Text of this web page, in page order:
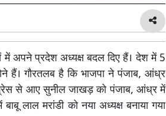
में अपने प्रदेश अध्यक्ष बदल दिए हैं। देश में 5
हैं। गौरतलब है कि भाजपा ने पंजाब, आंध्र
से आए सुनील जाखड़ को पंजाब, आंध्र में
लाल मरांडी को नया अध्यक्ष बनाया गया